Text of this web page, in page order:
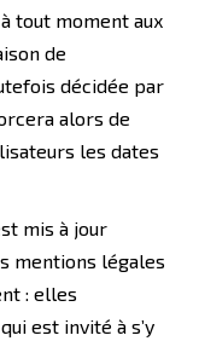
tout moment aux
de
décidée par
alors de
les dates
mis à jour
mentions légales
: elles
est invité à s’y